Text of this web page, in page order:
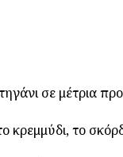
σε μέτρια
κρεμμύδι, το